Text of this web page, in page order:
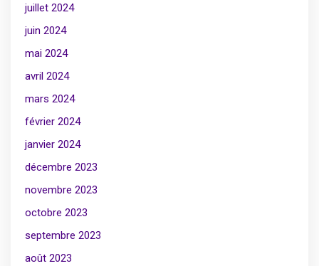
juillet 2024
juin 2024
mai 2024
avril 2024
mars 2024
février 2024
janvier 2024
décembre 2023
novembre 2023
octobre 2023
septembre 2023
août 2023